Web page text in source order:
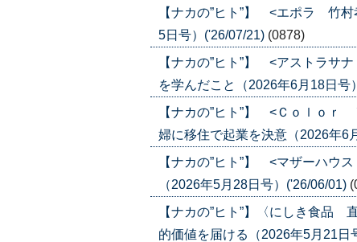
【ナカの”ヒト”】 <エポラ 竹
5日号）('26/07/21) (0878)
【ナカの”ヒト”】 <アストラサ
を学んだこと（2026年6月18日号
【ナカの”ヒト”】 <Ｃｏｌｏ
婦に移住で起業を決意（2026年6
【ナカの”ヒト”】 <マザーハウ
（2026年5月28日号）('26/06/01)
【ナカの”ヒト”】〈にしき食
的価値を届ける（2026年5月21日